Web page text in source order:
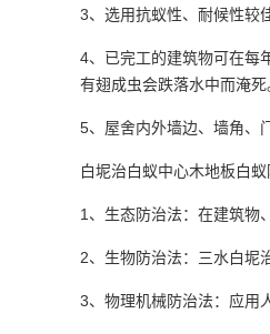
3、选用抗蚁性、耐候性较
4、已完工的建筑物可在每
有翅成虫会跌落水中而淹死
5、屋舍内外墙边、墙角、
白坭治白蚁中心木地板白
1、生态防治法：在建筑物
2、生物防治法： 三水白坭
3、物理机械防治法：应用